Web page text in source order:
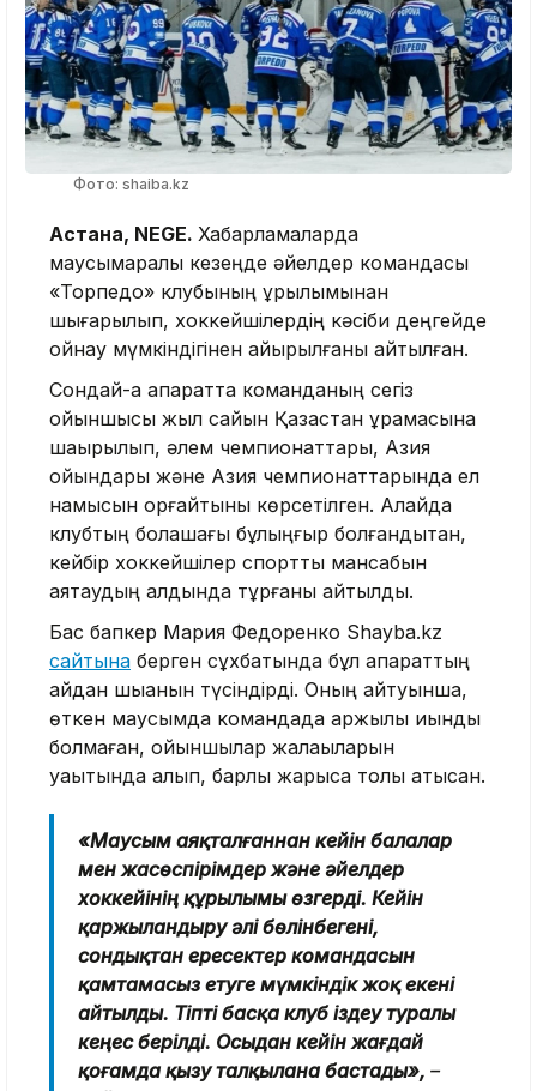
Фото: shaiba.kz
Астана, NEGE. Хабарламаларда
маусымаралық кезеңде әйелдер командасы
«Торпедо» клубының құрылымынан
шығарылып, хоккейшілердің кәсіби деңгейде
ойнау мүмкіндігінен айырылғаны айтылған.
Сондай-ақ ақпаратта команданың сегіз
ойыншысы жыл сайын Қазақстан құрамасына
шақырылып, әлем чемпионаттары, Азия
ойындары және Азия чемпионаттарында ел
намысын қорғайтыны көрсетілген. Алайда
клубтың болашағы бұлыңғыр болғандықтан,
кейбір хоккейшілер спорттық мансабын
аяқтаудың алдында тұрғаны айтылды.
Бас бапкер Мария Федоренко Shayba.kz
сайтына берген сұхбатында бұл ақпараттың
қайдан шыққанын түсіндірді. Оның айтуынша,
өткен маусымда командада қаржылық қиындық
болмаған, ойыншылар жалақыларын
уақытында алып, барлық жарысқа толық қатысқан.
«Маусым аяқталғаннан кейін балалар
мен жасөспірімдер және әйелдер
хоккейінің құрылымы өзгерді. Кейін
қаржыландыру әлі бөлінбегені,
сондықтан ересектер командасын
қамтамасыз етуге мүмкіндік жоқ екені
айтылды. Тіпті басқа клуб іздеу туралы
кеңес берілді. Осыдан кейін жағдай
қоғамда қызу талқылана бастады», –